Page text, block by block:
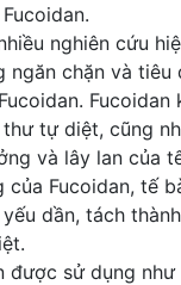
nghiên cứu
ngăn chặn và
Fucoidan
tự diệt, cũng
và lây lan của
của Fucoidan, tế
dần, tách
được sử dụng